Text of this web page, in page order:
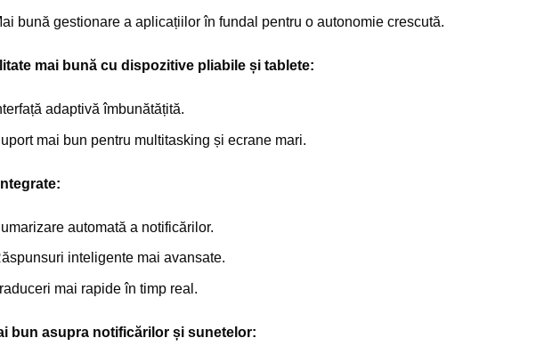
bună gestionare a aplicațiilor în fundal pentru o autonomie crescută.
mai bună cu dispozitive pliabile și tablete:
adaptivă îmbunătățită.
mai bun pentru multitasking și ecrane mari.
automată a notificărilor.
inteligente mai avansate.
mai rapide în timp real.
bun asupra notificărilor și sunetelor: